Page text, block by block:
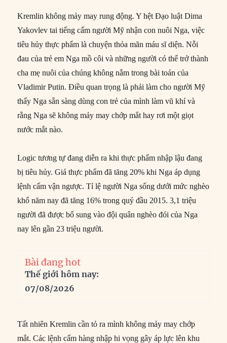
Kremlin không mảy may rung động. Y hệt Đạo luật Dima
Yakovlev tai tiếng cấm người Mỹ nhận con nuôi Nga, việc
tiêu hủy thực phẩm là chuyện thỏa mãn máu sĩ diện. Nỗi
đau của trẻ em Nga mồ côi và những người có thể trở thành
cha mẹ nuôi của chúng không nằm trong bài toán của
Vladimir Putin. Điều quan trọng là phải làm cho người Mỹ
thấy Nga sẵn sàng dùng con trẻ của mình làm vũ khí và
rằng Nga sẽ không mảy may chớp mắt hay rơi một giọt
nước mắt nào.
Logic tương tự đang diễn ra khi thực phẩm nhập lậu đang
bị tiêu hủy. Giá thực phẩm đã tăng 20% khi Nga áp dụng
lệnh cấm vận ngược. Tỉ lệ người Nga sống dưới mức nghèo
khổ năm nay đã tăng 16% trong quý đầu 2015. 3,1 triệu
người đã được bổ sung vào đội quân nghèo đói của Nga
nay lên gần 23 triệu người.
Bài đang hot
Thế giới hôm nay:
07/08/2026
Tất nhiên Kremlin cần tỏ ra mình không mảy may chớp
mắt. Các lệnh cấm hàng nhập hi vọng gây áp lực lên khu